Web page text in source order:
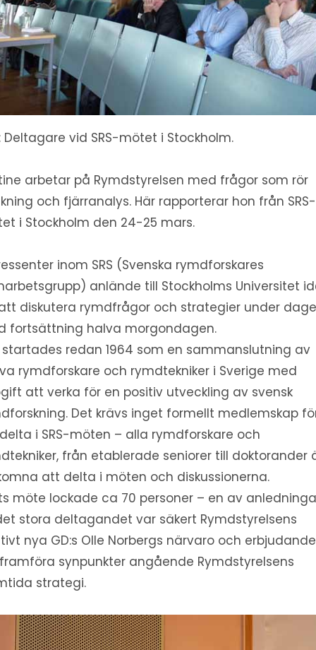
Deltagare vid SRS-mötet i Stockholm.
arbetar på Rymdstyrelsen med frågor som rör
och fjärranalys. Här rapporterar hon från SRS-
i Stockholm den 24-25 mars.
inom SRS (Svenska rymdforskares
anlände till Stockholms Universitet
diskutera rymdfrågor och strategier under
fortsättning halva morgondagen.
startades redan 1964 som en sammanslutning av
rymdforskare och rymdtekniker i Sverige med
att verka för en positiv utveckling av svensk
Det krävs inget formellt medlemskap
i SRS-möten – alla rymdforskare och
från etablerade seniorer till doktorander
att delta i möten och diskussionerna.
möte lockade ca 70 personer – en av
stora deltagandet var säkert Rymdstyrelsens
nya GD:s Olle Norbergs närvaro och
synpunkter angående Rymdstyrelsens
strategi.